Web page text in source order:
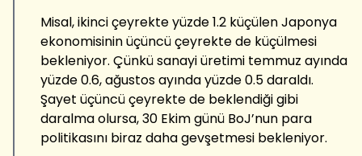
Misal, ikinci çeyrekte yüzde 1.2 küçülen Japonya
ekonomisinin üçüncü çeyrekte de küçülmesi
bekleniyor. Çünkü sanayi üretimi temmuz ayında
yüzde 0.6, ağustos ayında yüzde 0.5 daraldı.
Şayet üçüncü çeyrekte de beklendiği gibi
daralma olursa, 30 Ekim günü BoJ’nun para
politikasını biraz daha gevşetmesi bekleniyor.